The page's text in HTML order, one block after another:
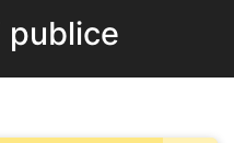
publice